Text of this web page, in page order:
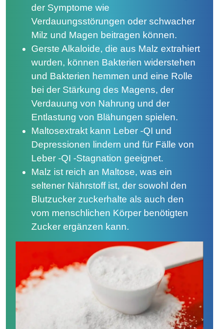
der Symptome wie
Verdauungsstörungen oder schwacher
Milz und Magen beitragen können.
Gerste Alkaloide, die aus Malz extrahiert
wurden, können Bakterien widerstehen
und Bakterien hemmen und eine Rolle
bei der Stärkung des Magens, der
Verdauung von Nahrung und der
Entlastung von Blähungen spielen.
Maltosextrakt kann Leber -QI und
Depressionen lindern und für Fälle von
Leber -QI -Stagnation geeignet.
Malz ist reich an Maltose, was ein
seltener Nährstoff ist, der sowohl den
Blutzucker zuckerhalte als auch den
vom menschlichen Körper benötigten
Zucker ergänzen kann.